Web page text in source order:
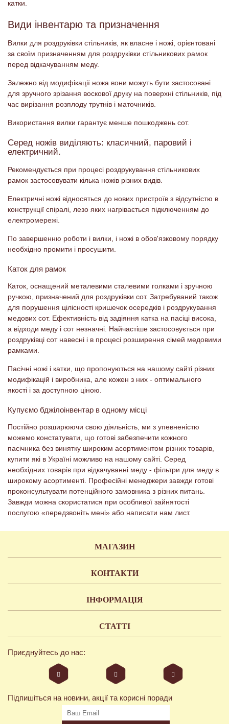
катки.
Види інвентарю та призначення
Вилки для роздруківки стільників, як власне і ножі, орієнтовані
за своїм призначенням для роздруківки стільникових рамок
перед відкачуванням меду.
Залежно від модифікації ножа вони можуть бути застосовані
для зручного зрізання воскової друку на поверхні стільників, під
час вирізання розплоду трутнів і маточників.
Використання вилки гарантує менше пошкоджень сот.
Серед ножів виділяють: класичний, паровий і
електричний.
Рекомендується при процесі роздрукування стільникових
рамок застосовувати кілька ножів різних видів.
Електричні ножі відносяться до нових пристроїв з відсутністю в
конструкції спіралі, лезо яких нагрівається підключенням до
електромережі.
По завершенню роботи і вилки, і ножі в обов'язковому порядку
необхідно промити і просушити.
Каток для рамок
Каток, оснащений металевими сталевими голками і зручною
ручкою, призначений для роздруківки сот. Затребуваний також
для порушення цілісності кришечок осередків і роздрукування
медових сот. Ефективність від задіяння катка на пасіці висока,
а відходи меду і сот незначні. Найчастіше застосовується при
роздруківці сот навесні і в процесі розширення сімей медовими
рамками.
Пасічні ножі і катки, що пропонуються на нашому сайті різних
модифікацій і виробника, але кожен з них - оптимального
якості і за доступною ціною.
Купуємо бджілоінвентар в одному місці
Постійно розширюючи свою діяльність, ми з упевненістю
можемо констатувати, що готові забезпечити кожного
пасічника без винятку широким асортиментом різних товарів,
купити які в Україні можливо на нашому сайті. Серед
необхідних товарів при відкачуванні меду - фільтри для меду в
широкому асортименті. Професійні менеджери завжди готові
проконсультувати потенційного замовника з різних питань.
Завжди можна скористатися при особливої ​​зайнятості
послугою «передзвоніть мені» або написати нам лист.
МАГАЗИН
КОНТАКТИ
ІНФОРМАЦІЯ
СТАТТІ
Приєднуйтесь до нас:
Підпишіться на новини, акції та корисні поради